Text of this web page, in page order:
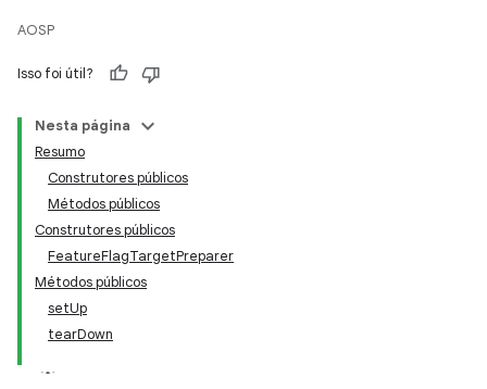
AOSP
Isso foi útil?
Nesta página
Resumo
Construtores públicos
Métodos públicos
Construtores públicos
FeatureFlagTargetPreparer
Métodos públicos
setUp
tearDown